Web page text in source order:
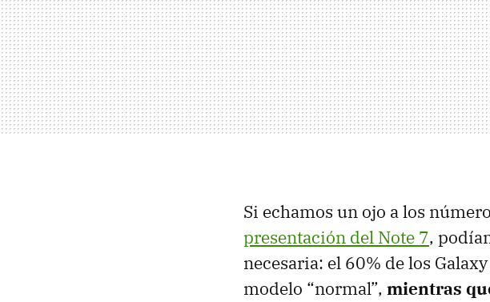
Si echamos un ojo a los
presentación del Note 7,
necesaria: el 60% de los
modelo “normal”, mientras